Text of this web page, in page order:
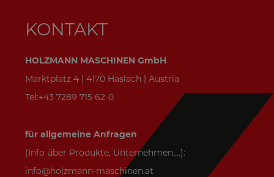
KONTAKT
HOLZMANN MASCHINEN GmbH
Marktplatz 4 | 4170 Haslach | Austria
Tel:+43 7289 715 62-0
für allgemeine Anfragen
(Info über Produkte, Unternehmen,...):
info@holzmann-maschinen.at